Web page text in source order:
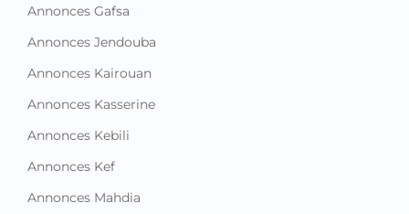
Annonces Gafsa
Annonces Jendouba
Annonces Kairouan
Annonces Kasserine
Annonces Kebili
Annonces Kef
Annonces Mahdia